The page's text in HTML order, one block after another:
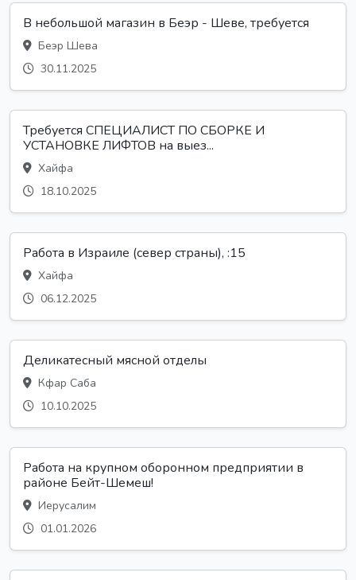
В небольшой магазин в Беэр - Шеве, требуется
Беэр Шева
30.11.2025
Требуется СПЕЦИАЛИСТ ПО СБОРКЕ И
УСТАНОВКЕ ЛИФТОВ на выез...
Хайфа
18.10.2025
Работа в Израиле (север страны), :15
Хайфа
06.12.2025
Деликатесный мясной отделы
Кфар Саба
10.10.2025
Работа на крупном оборонном предприятии в
районе Бейт-Шемеш!
Иерусалим
01.01.2026